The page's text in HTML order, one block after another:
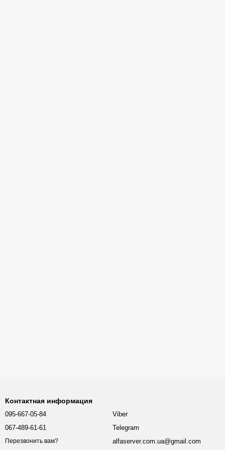
Контактная информация
095-667-05-84
067-489-61-61
Перезвонить вам?
Viber
Telegram
alfaserver.com.ua@gmail.com